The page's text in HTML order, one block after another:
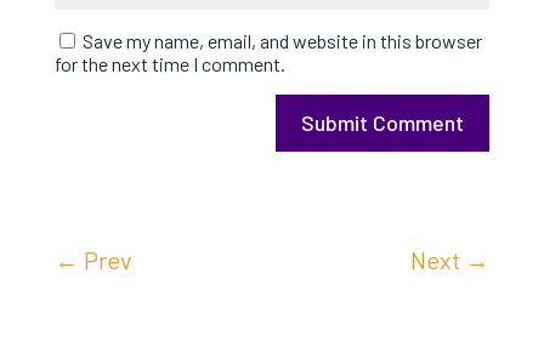
Save my name, email, and website in this browser
for the next time I comment.
Submit Comment
← Prev Next →